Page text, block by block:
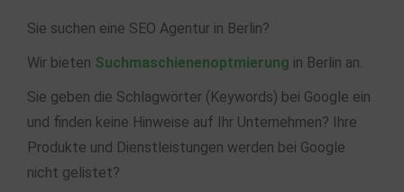
Sie suchen eine SEO Agentur in Berlin?
Wir bieten Suchmaschienenoptmierung in Berlin an.
Sie geben die Schlagwörter (Keywords) bei Google ein
und finden keine Hinweise auf Ihr Unternehmen? Ihre
Produkte und Dienstleistungen werden bei Google
nicht gelistet?